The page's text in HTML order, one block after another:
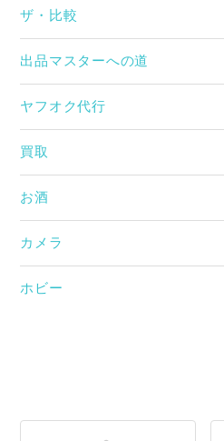
ザ・比較
出品マスターへの道
ヤフオク代行
買取
お酒
カメラ
ホビー